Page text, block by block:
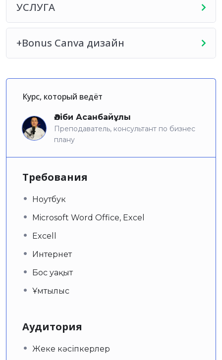
УСЛУГА
+Bonus Canva дизайн
Курс, который ведёт
Әліби Асанбайұлы
Преподаватель, консультант по бизнес
плану
Требования
Ноутбук
Microsoft Word Office, Excel
Excell
Интернет
Бос уақыт
Ұмтылыс
Аудитория
Жеке кәсіпкерлер